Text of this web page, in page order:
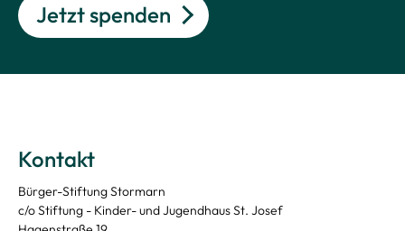
Jetzt spenden
Kontakt
Bürger-Stiftung Stormarn
c/o Stiftung - Kinder- und Jugendhaus St. Josef